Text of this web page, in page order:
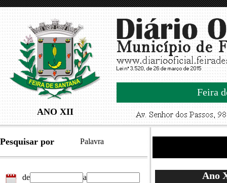
ANO XII
Feira
Pesquisar por Palavra
de a
Ano